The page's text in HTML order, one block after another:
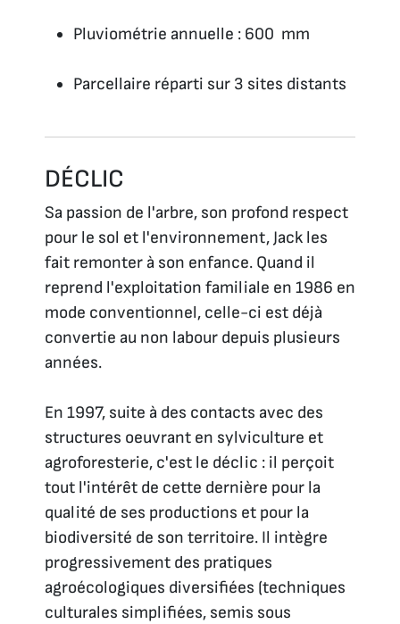
Pluviométrie annuelle : 600 mm
Parcellaire réparti sur 3 sites distants
DÉCLIC
Sa passion de l'arbre, son profond respect
pour le sol et l'environnement, Jack les
fait remonter à son enfance. Quand il
reprend l'exploitation familiale en 1986 en
mode conventionnel, celle-ci est déjà
convertie au non labour depuis plusieurs
années.
En 1997, suite à des contacts avec des
structures oeuvrant en sylviculture et
agroforesterie, c'est le déclic : il perçoit
tout l'intérêt de cette dernière pour la
qualité de ses productions et pour la
biodiversité de son territoire. Il intègre
progressivement des pratiques
agroécologiques diversifiées (techniques
culturales simplifiées, semis sous